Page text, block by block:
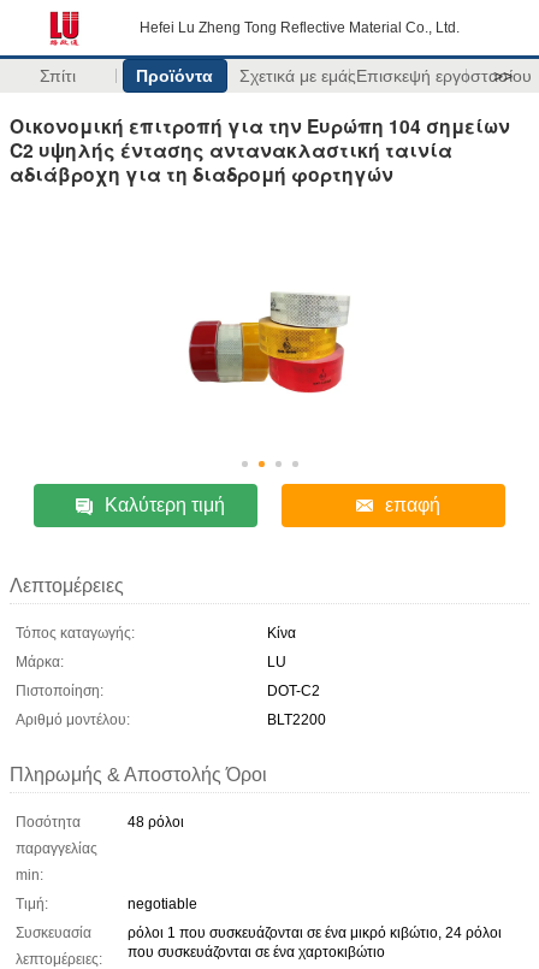
Hefei Lu Zheng Tong Reflective Material Co., Ltd.
Σπίτι Προϊόντα Σχετικά με εμάςΕπισκεψή εργοστασίου
>>
Οικονομική επιτροπή για την Ευρώπη 104 σημείων
C2 υψηλής έντασης αντανακλαστική ταινία
αδιάβροχη για τη διαδρομή φορτηγών
Καλύτερη τιμή επαφή
Λεπτομέρειες
Τόπος καταγωγής:
Κίνα
Μάρκα:
LU
Πιστοποίηση:
DOT-C2
Αριθμό μοντέλου:
BLT2200
Πληρωμής & Αποστολής Όροι
Ποσότητα
παραγγελίας
min:
48 ρόλοι
Τιμή:
negotiable
Συσκευασία
λεπτομέρειες:
ρόλοι 1 που συσκευάζονται σε ένα μικρό κιβώτιο, 24 ρόλοι
που συσκευάζονται σε ένα χαρτοκιβώτιο